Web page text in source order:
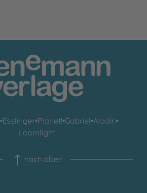
•Esslinger•Planet!•Gabriel•Aladin•
Loomlight
nach oben